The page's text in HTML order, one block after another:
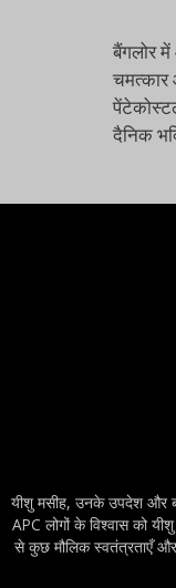
बैंगलोर में
चमत्कार
दैनिक
यीशु मसीह, उनके उपदेश और
APC लोगों के विश्वास को
से कुछ मौलिक स्वतंत्रताएँ और